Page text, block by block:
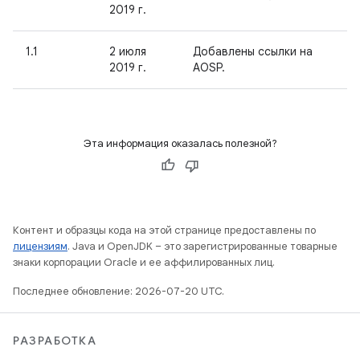
2019 г.
1.1
2 июля
2019 г.
Добавлены ссылки на
AOSP.
Эта информация оказалась полезной?
Контент и образцы кода на этой странице предоставлены по
лицензиям. Java и OpenJDK – это зарегистрированные товарные
знаки корпорации Oracle и ее аффилированных лиц.
Последнее обновление: 2026-07-20 UTC.
РАЗРАБОТКА